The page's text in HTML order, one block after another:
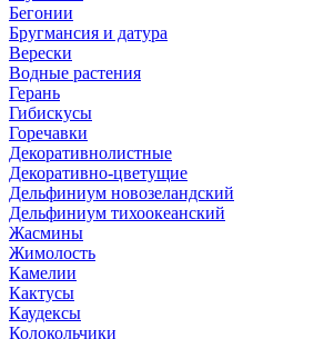
Бегонии
Бругмансия и датура
Верески
Водные растения
Герань
Гибискусы
Горечавки
Декоративнолистные
Декоративно-цветущие
Дельфиниум новозеландский
Дельфиниум тихоокеанский
Жасмины
Жимолость
Камелии
Кактусы
Каудексы
Колокольчики